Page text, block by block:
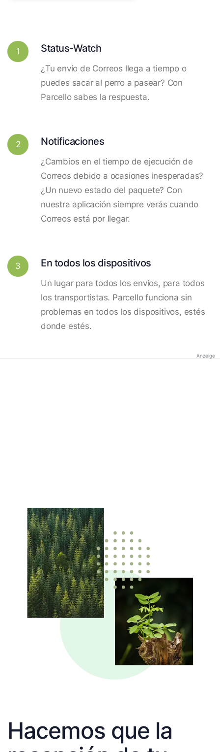
1 Status-Watch
¿Tu envío de Correos llega a tiempo o
puedes sacar al perro a pasear? Con
Parcello sabes la respuesta.
2 Notificaciones
¿Cambios en el tiempo de ejecución de
Correos debido a ocasiones inesperadas?
¿Un nuevo estado del paquete? Con
nuestra aplicación siempre verás cuando
Correos está por llegar.
3 En todos los dispositivos
Un lugar para todos los envíos, para todos
los transportistas. Parcello funciona sin
problemas en todos los dispositivos, estés
donde estés.
Anzeige
Hacemos que la